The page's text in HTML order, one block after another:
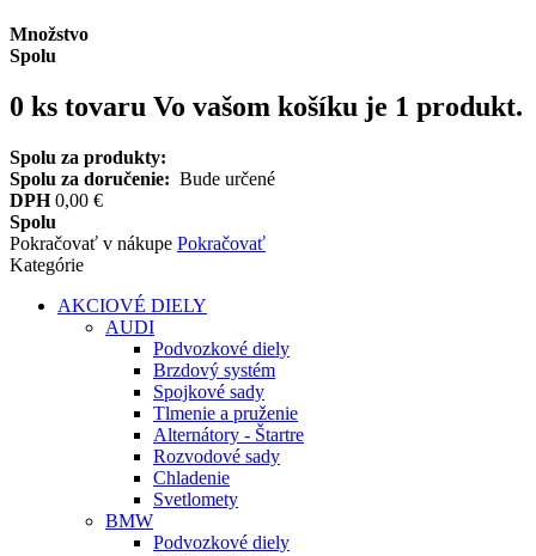
Množstvo
Spolu
0 ks tovaru Vo vašom košíku je 1 produkt.
Spolu za produkty:
Spolu za doručenie: Bude určené
DPH 0,00 €
Spolu
Pokračovať v nákupe Pokračovať
Kategórie
AKCIOVÉ DIELY
AUDI
Podvozkové diely
Brzdový systém
Spojkové sady
Tlmenie a pruženie
Alternátory - Štartre
Rozvodové sady
Chladenie
Svetlomety
BMW
Podvozkové diely